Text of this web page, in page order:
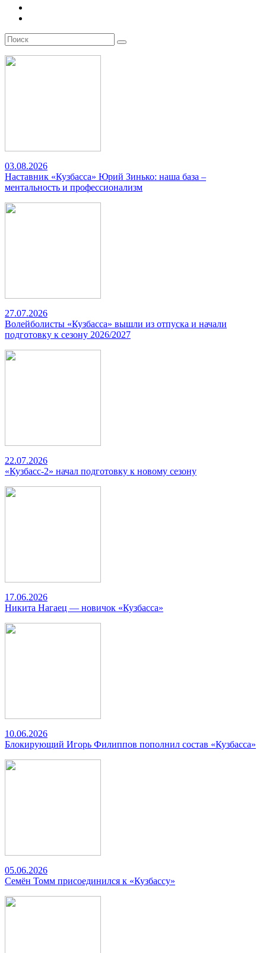
03.08.2026
Наставник «Кузбасса» Юрий Зинько: наша база –
ментальность и профессионализм
27.07.2026
Волейболисты «Кузбасса» вышли из отпуска и начали
подготовку к сезону 2026/2027
22.07.2026
«Кузбасс-2» начал подготовку к новому сезону
17.06.2026
Никита Нагаец — новичок «Кузбасса»
10.06.2026
Блокирующий Игорь Филиппов пополнил состав «Кузбасса»
05.06.2026
Семён Томм присоединился к «Кузбассу»